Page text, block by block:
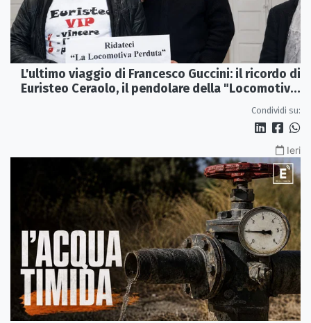
L'ultimo viaggio di Francesco Guccini: il ricordo di
Euristeo Ceraolo, il pendolare della "Locomotiva
Condividi su:
Ieri